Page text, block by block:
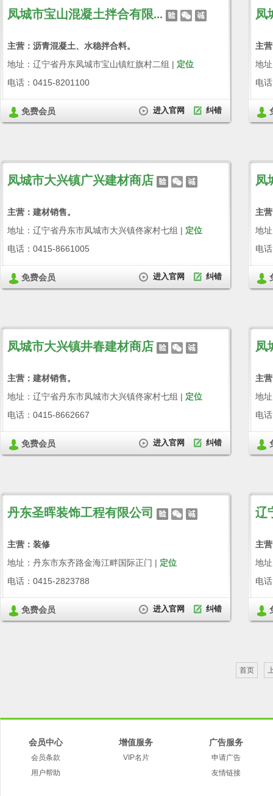
凤城市宝山混凝土拌合有限...
主营：沥青混凝土、水稳拌合料。
地址：辽宁省丹东凤城市宝山镇红旗村二组 | 定位
电话：0415-8201100
免费会员 进入官网 纠错
凤
主
地
电
凤城市大兴镇广兴建材商店
主营：建材销售。
地址：辽宁省丹东市凤城市大兴镇佟家村七组 | 定位
电话：0415-8661005
免费会员 进入官网 纠错
凤
主
地
电
凤城市大兴镇井春建材商店
主营：建材销售。
地址：辽宁省丹东市凤城市大兴镇佟家村七组 | 定位
电话：0415-8662667
免费会员 进入官网 纠错
凤
主
地
电
丹东圣晖装饰工程有限公司
主营：装修
地址：丹东市东齐路金海江畔国际正门 | 定位
电话：0415-2823788
免费会员 进入官网 纠错
辽
主
地
电
首页
会员中心
会员条款
用户帮助
增值服务
VIP名片
广告服务
申请广告
友情链接